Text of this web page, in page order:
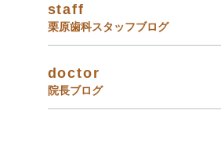
staff
栗原歯科スタッフブログ
doctor
院長ブログ